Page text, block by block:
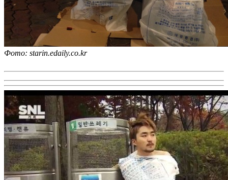
Фото: starin.edaily.co.kr